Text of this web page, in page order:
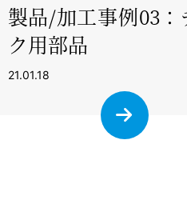
製品/加工事例03：
ク用部品
21.01.18